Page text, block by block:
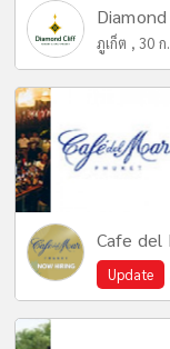
ภูเก็ต , 30
Cafe del
Update